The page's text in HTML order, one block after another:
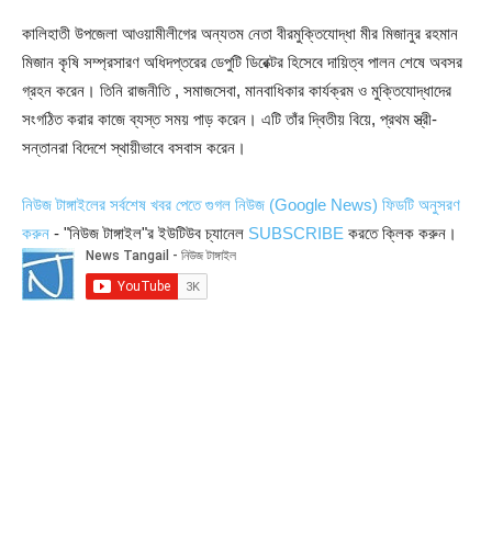
কালিহাতী উপজেলা আওয়ামীলীগের অন্যতম নেতা বীরমুক্তিযোদ্ধা মীর মিজানুর রহমান
মিজান কৃষি সম্প্রসারণ অধিদপ্তরের ডেপুটি ডিরেক্টর হিসেবে দায়িত্ব পালন শেষে অবসর
গ্রহন করেন। তিনি রাজনীতি , সমাজসেবা, মানবাধিকার কার্যক্রম ও মুক্তিযোদ্ধাদের
সংগঠিত করার কাজে ব্যস্ত সময় পাড় করেন। এটি তাঁর দ্বিতীয় বিয়ে, প্রথম স্ত্রী-
সন্তানরা বিদেশে স্থায়ীভাবে বসবাস করেন।
নিউজ টাঙ্গাইলের সর্বশেষ খবর পেতে গুগল নিউজ (Google News) ফিডটি অনুসরণ
করুন - "নিউজ টাঙ্গাইল"র ইউটিউব চ্যানেল SUBSCRIBE করতে ক্লিক করুন।